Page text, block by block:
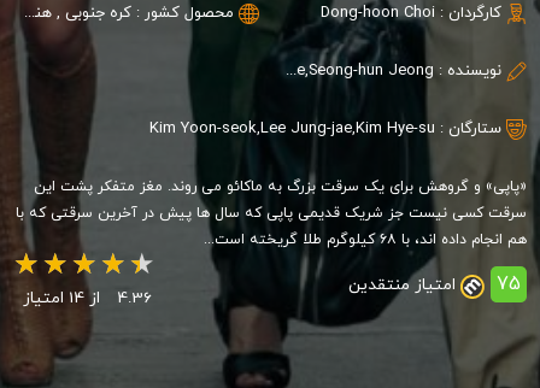
کارگردان : Dong-hoon Choi محصول کشور : کره جنوبی, هنگ کنگ
نویسنده : Dong-hoon Choi,Ki-cheol Lee,Seong-hun Jeong
ستارگان : Kim Yoon-seok,Lee Jung-jae,Kim Hye-su
«پاپی» و گروهش برای یک سرقت بزرگ به ماکائو می روند. مغز متفکر پشت این
سرقت کسی نیست جز شریک قدیمی پاپی که سال ها پیش در آخرین سرقتی که با
هم انجام داده اند، با ۶۸ کیلوگرم طلا گریخته است...
75 امتیاز منتقدین
4.36 از 14 امتیاز